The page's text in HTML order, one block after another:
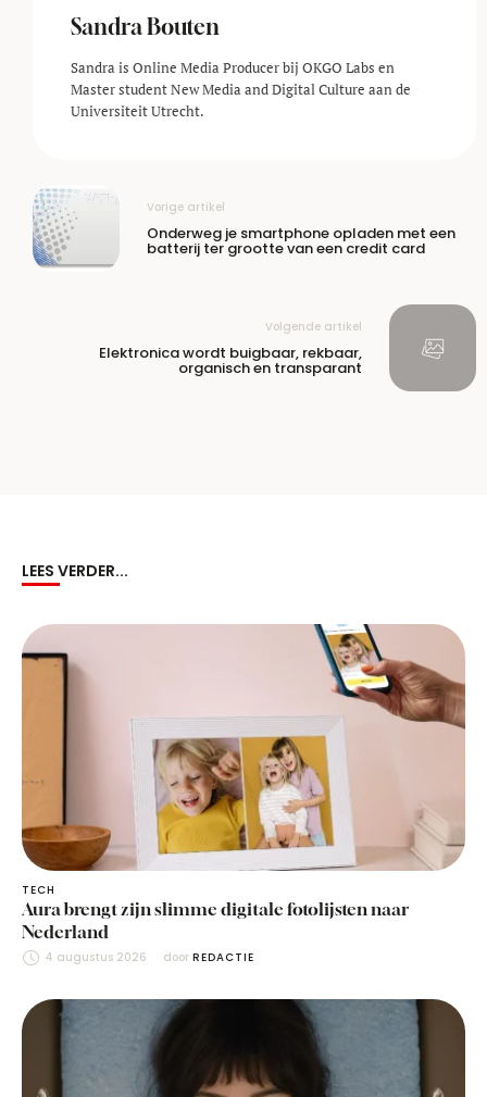
Sandra Bouten
Sandra is Online Media Producer bij OKGO Labs en
Master student New Media and Digital Culture aan de
Universiteit Utrecht.
Vorige artikel
Onderweg je smartphone opladen met een
batterij ter grootte van een credit card
Volgende artikel
Elektronica wordt buigbaar, rekbaar,
organisch en transparant
LEES VERDER...
TECH
Aura brengt zijn slimme digitale fotolijsten naar
Nederland
4 augustus 2026 door REDACTIE